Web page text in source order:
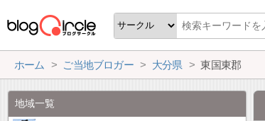
ホーム ご当地ブロガー 大分県 東国東郡
地域一覧